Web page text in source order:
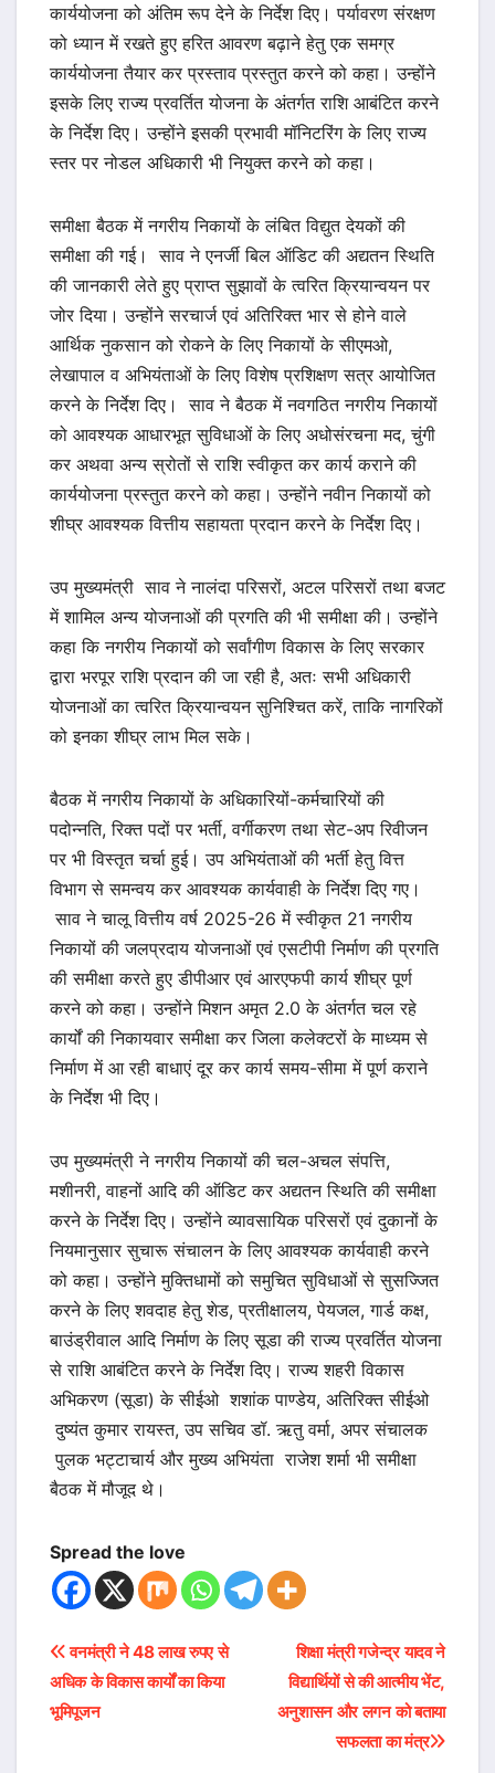
कार्ययोजना को अंतिम रूप देने के निर्देश दिए। पर्यावरण संरक्षण
को ध्यान में रखते हुए हरित आवरण बढ़ाने हेतु एक समग्र
कार्ययोजना तैयार कर प्रस्ताव प्रस्तुत करने को कहा। उन्होंने
इसके लिए राज्य प्रवर्तित योजना के अंतर्गत राशि आबंटित करने
के निर्देश दिए। उन्होंने इसकी प्रभावी मॉनिटरिंग के लिए राज्य
स्तर पर नोडल अधिकारी भी नियुक्त करने को कहा।
समीक्षा बैठक में नगरीय निकायों के लंबित विद्युत देयकों की
समीक्षा की गई। साव ने एनर्जी बिल ऑडिट की अद्यतन स्थिति
की जानकारी लेते हुए प्राप्त सुझावों के त्वरित क्रियान्वयन पर
जोर दिया। उन्होंने सरचार्ज एवं अतिरिक्त भार से होने वाले
आर्थिक नुकसान को रोकने के लिए निकायों के सीएमओ,
लेखापाल व अभियंताओं के लिए विशेष प्रशिक्षण सत्र आयोजित
करने के निर्देश दिए। साव ने बैठक में नवगठित नगरीय निकायों
को आवश्यक आधारभूत सुविधाओं के लिए अधोसंरचना मद, चुंगी
कर अथवा अन्य स्रोतों से राशि स्वीकृत कर कार्य कराने की
कार्ययोजना प्रस्तुत करने को कहा। उन्होंने नवीन निकायों को
शीघ्र आवश्यक वित्तीय सहायता प्रदान करने के निर्देश दिए।
उप मुख्यमंत्री साव ने नालंदा परिसरों, अटल परिसरों तथा बजट
में शामिल अन्य योजनाओं की प्रगति की भी समीक्षा की। उन्होंने
कहा कि नगरीय निकायों को सर्वांगीण विकास के लिए सरकार
द्वारा भरपूर राशि प्रदान की जा रही है, अतः सभी अधिकारी
योजनाओं का त्वरित क्रियान्वयन सुनिश्चित करें, ताकि नागरिकों
को इनका शीघ्र लाभ मिल सके।
बैठक में नगरीय निकायों के अधिकारियों-कर्मचारियों की
पदोन्नति, रिक्त पदों पर भर्ती, वर्गीकरण तथा सेट-अप रिवीजन
पर भी विस्तृत चर्चा हुई। उप अभियंताओं की भर्ती हेतु वित्त
विभाग से समन्वय कर आवश्यक कार्यवाही के निर्देश दिए गए।
साव ने चालू वित्तीय वर्ष 2025-26 में स्वीकृत 21 नगरीय
निकायों की जलप्रदाय योजनाओं एवं एसटीपी निर्माण की प्रगति
की समीक्षा करते हुए डीपीआर एवं आरएफपी कार्य शीघ्र पूर्ण
करने को कहा। उन्होंने मिशन अमृत 2.0 के अंतर्गत चल रहे
कार्यों की निकायवार समीक्षा कर जिला कलेक्टरों के माध्यम से
निर्माण में आ रही बाधाएं दूर कर कार्य समय-सीमा में पूर्ण कराने
के निर्देश भी दिए।
उप मुख्यमंत्री ने नगरीय निकायों की चल-अचल संपत्ति,
मशीनरी, वाहनों आदि की ऑडिट कर अद्यतन स्थिति की समीक्षा
करने के निर्देश दिए। उन्होंने व्यावसायिक परिसरों एवं दुकानों के
नियमानुसार सुचारू संचालन के लिए आवश्यक कार्यवाही करने
को कहा। उन्होंने मुक्तिधामों को समुचित सुविधाओं से सुसज्जित
करने के लिए शवदाह हेतु शेड, प्रतीक्षालय, पेयजल, गार्ड कक्ष,
बाउंड्रीवाल आदि निर्माण के लिए सूडा की राज्य प्रवर्तित योजना
से राशि आबंटित करने के निर्देश दिए। राज्य शहरी विकास
अभिकरण (सूडा) के सीईओ शशांक पाण्डेय, अतिरिक्त सीईओ
दुष्यंत कुमार रायस्त, उप सचिव डॉ. ऋतु वर्मा, अपर संचालक
पुलक भट्टाचार्य और मुख्य अभियंता राजेश शर्मा भी समीक्षा
बैठक में मौजूद थे।
Spread the love
Post
navigation
शिक्षा मंत्री गजेन्द्र यादव ने
विद्यार्थियों से की आत्मीय भेंट,
अनुशासन और लगन को बताया
सफलता का मंत्र
वनमंत्री ने 48 लाख रुपए से
अधिक के विकास कार्यों का किया
भूमिपूजन